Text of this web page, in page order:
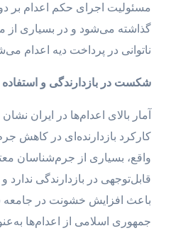
مسئولیت اجرای حکم اعدام بر
گذاشته می‌شود و در بسیاری از
ناتوانی در پرداخت دیه اعدام
شکست در بازدارندگی و استفاده
آمار بالای اعدام‌ها در ایران
کارکرد بازدارنده‌ای در کاهش
واقع، بسیاری از جرم‌شناسان
قابل‌توجهی در بازدارندگی
باعث افزایش خشونت در جامعه
جمهوری اسلامی از اعدام‌ها